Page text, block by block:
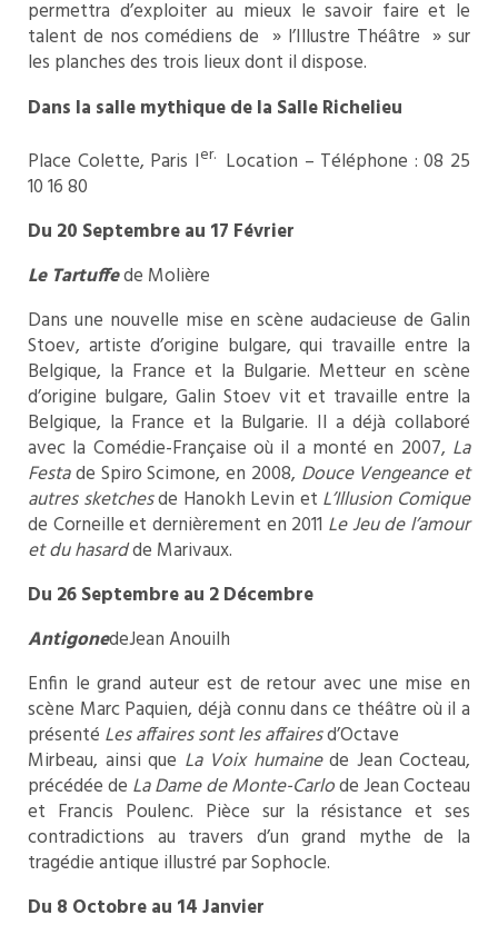
permettra d’exploiter au mieux le savoir faire et le
talent de nos comédiens de » l’Illustre Théâtre » sur
les planches des trois lieux dont il dispose.
Dans la salle mythique de la Salle Richelieu
Place Colette, Paris Ier. Location – Téléphone : 08 25
10 16 80
Du 20 Septembre au 17 Février
Le Tartuffede Molière
Dans une nouvelle mise en scène audacieuse de Galin
Stoev, artiste d’origine bulgare, qui travaille entre la
Belgique, la France et la Bulgarie. Metteur en scène
d’origine bulgare, Galin Stoev vit et travaille entre la
Belgique, la France et la Bulgarie. Il a déjà collaboré
avec la Comédie-Française où il a monté en 2007, La
Festade Spiro Scimone, en 2008, Douce Vengeance et
autres sketchesde Hanokh Levin et L’Illusion Comique
de Corneille et dernièrement en 2011 Le Jeu de l’amour
et du hasardde Marivaux.
Du 26 Septembre au 2 Décembre
AntigonedeJean Anouilh
Enfin le grand auteur est de retour avec une mise en
scène Marc Paquien, déjà connu dans ce théâtre où il a
présenté Les affaires sont les affairesd’Octave
Mirbeau, ainsi que La Voix humainede Jean Cocteau,
précédée de La Dame de Monte-Carlode Jean Cocteau
et Francis Poulenc. Pièce sur la résistance et ses
contradictions au travers d’un grand mythe de la
tragédie antique illustré par Sophocle.
Du 8 Octobre au 14 Janvier